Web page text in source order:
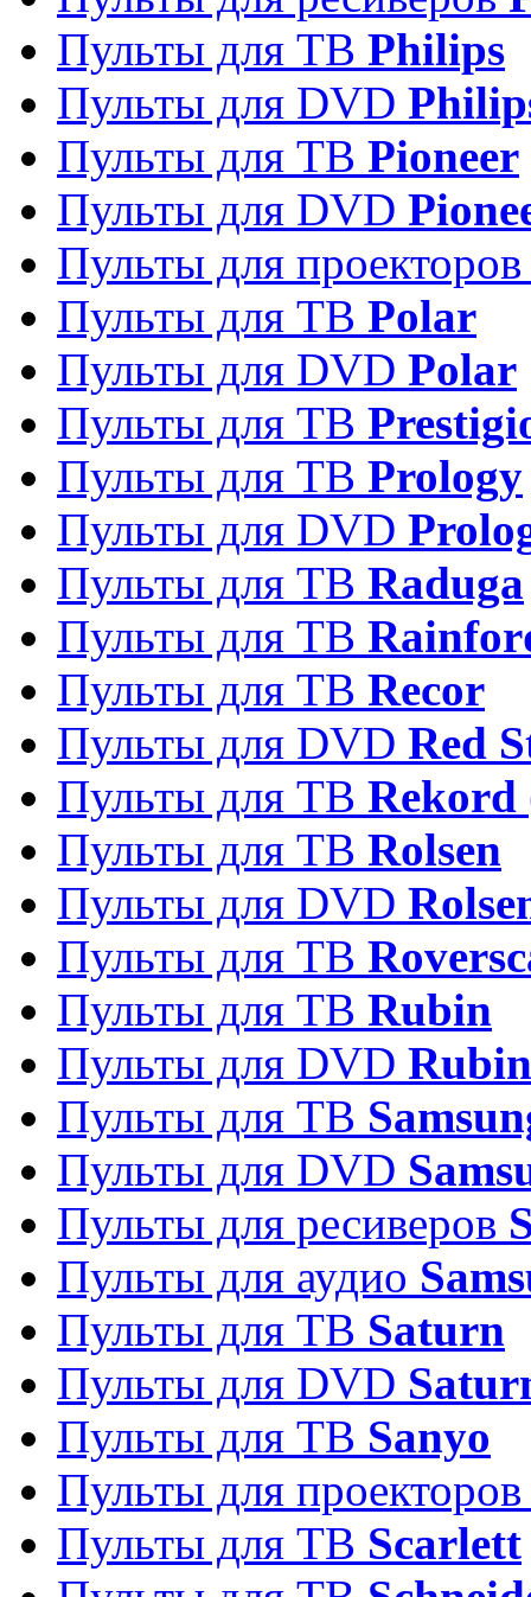
Пульты для ТВ Philips
Пульты для DVD
Пульты для ТВ Pioneer
Пульты для DVD
Пульты для
Пульты для ТВ Polar
Пульты для DVD Polar
Пульты для ТВ
Пульты для ТВ Prology
Пульты для DVD
Пульты для ТВ Raduga
Пульты для ТВ
Пульты для ТВ Recor
Пульты для DVD Red
Пульты для ТВ Rekord
Пульты для ТВ Rolsen
Пульты для DVD
Пульты для ТВ
Пульты для ТВ Rubin
Пульты для DVD Rubin
Пульты для ТВ
Пульты для DVD
Пульты для ресиверов
Пульты для аудио
Пульты для ТВ Saturn
Пульты для DVD
Пульты для ТВ Sanyo
Пульты для
Пульты для ТВ Scarlett